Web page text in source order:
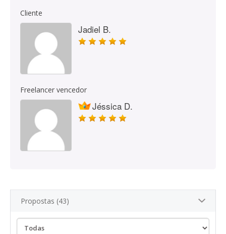
Cliente
Jadiel B.
Freelancer vencedor
Jéssica D.
Propostas (43)